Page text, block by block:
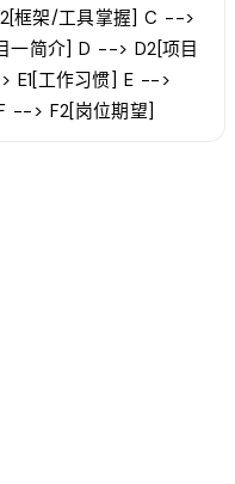
框架/工具掌握] C -->
一简介] D --> D2[项目
E1[工作习惯] E -->
--> F2[岗位期望]